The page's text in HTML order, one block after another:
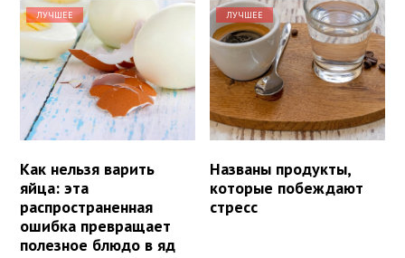
ЛУЧШЕЕ
Как нельзя варить
яйца: эта
распространенная
ошибка превращает
полезное блюдо в яд
ЛУЧШЕЕ
Названы продукты,
которые побеждают
стресс